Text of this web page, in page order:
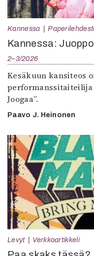
Kannessa
Kannessa:
2–3/2026
Kesäkuun kansiteos
performanssitaiteilija
Joogaa”.
Paavo J. Heinonen
Levyt Verkkoartikkeli